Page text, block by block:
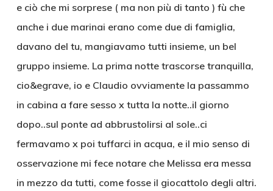
e ciò che mi sorprese ( ma non più di tanto ) fù che
anche i due marinai erano come due di famiglia,
davano del tu, mangiavamo tutti insieme, un bel
gruppo insieme. La prima notte trascorse tranquilla,
cio&egrave, io e Claudio ovviamente la passammo
in cabina a fare sesso x tutta la notte..il giorno
dopo..sul ponte ad abbrustolirsi al sole..ci
fermavamo x poi tuffarci in acqua, e il mio senso di
osservazione mi fece notare che Melissa era messa
in mezzo da tutti, come fosse il giocattolo degli altri.